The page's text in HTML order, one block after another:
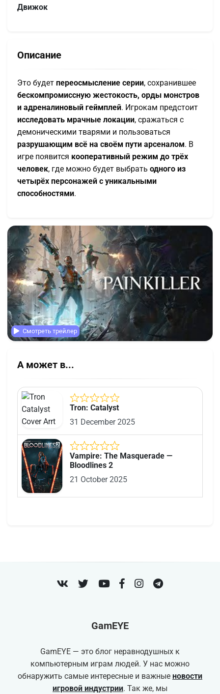
Движок
Описание
Это будет переосмысление серии, сохранившее
бескомпромиссную жестокость, орды монстров
и адреналиновый геймплей. Игрокам предстоит
исследовать мрачные локации, сражаться с
демоническими тварями и пользоваться
разрушающим всё на своём пути арсеналом. В
игре появится кооперативный режим до трёх
человек, где можно будет выбрать одного из
четырёх персонажей с уникальными
способностями.
Смотреть трейлер
А может в...
Tron: Catalyst
31 December 2025
Vampire: The Masquerade —
Bloodlines 2
21 October 2025
GamEYE
GamEYE — это блог неравнодушных к
компьютерным играм людей. У нас можно
обнаружить самые интересные и важные новости
игровой индустрии. Так же, мы